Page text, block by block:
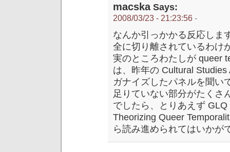
macskaSays:
2008/03/23 - 21:23:56 -
なんか引っかかる反応しま
全に切り離されているわけ
実のところわたしが queer
は、昨年の Cultural
ガナイズしたパネルを聞い
足りていない部分がたくさ
でしたら、とりあえず
Theorizing Queer
ら読み進められてはいかが